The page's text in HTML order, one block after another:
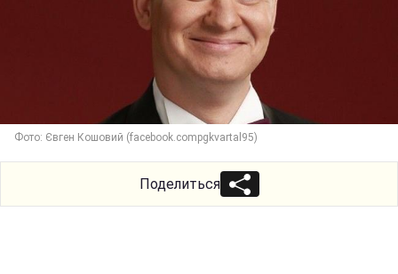
Фото: Євген Кошовий (facebook.compgkvartal95)
Поделиться